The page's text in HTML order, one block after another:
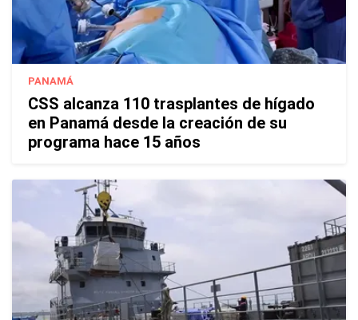
PANAMÁ
CSS alcanza 110 trasplantes de hígado
en Panamá desde la creación de su
programa hace 15 años